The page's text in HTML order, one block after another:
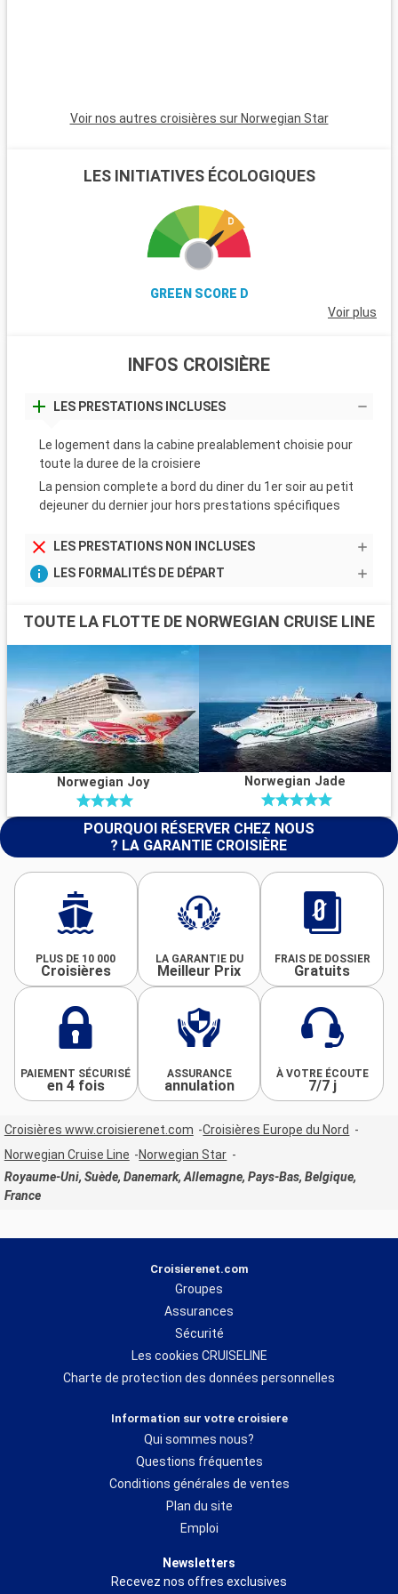
Voir nos autres croisières sur Norwegian Star
LES INITIATIVES ÉCOLOGIQUES
GREEN SCORE D
Voir plus
INFOS CROISIÈRE
LES PRESTATIONS INCLUSES
Le logement dans la cabine prealablement choisie pour
toute la duree de la croisiere
La pension complete a bord du diner du 1er soir au petit
dejeuner du dernier jour hors prestations spécifiques
LES PRESTATIONS NON INCLUSES
LES FORMALITÉS DE DÉPART
TOUTE LA FLOTTE DE NORWEGIAN CRUISE LINE
Norwegian Joy Norwegian Jade
POURQUOI RÉSERVER CHEZ NOUS
? LA GARANTIE CROISIÈRE
PLUS DE 10 000
Croisières
LA GARANTIE DU
Meilleur Prix
FRAIS DE DOSSIER
Gratuits
PAIEMENT SÉCURISÉ
en 4 fois
ASSURANCE
annulation
À VOTRE ÉCOUTE
7/7 j
Croisières www.croisierenet.com
Croisières Europe du Nord
Norwegian Cruise Line
Norwegian Star
Royaume-Uni, Suède, Danemark, Allemagne, Pays-Bas, Belgique,
France
Croisierenet.com
Groupes
Assurances
Sécurité
Les cookies CRUISELINE
Charte de protection des données personnelles
Information sur votre croisiere
Qui sommes nous?
Questions fréquentes
Conditions générales de ventes
Plan du site
Emploi
Newsletters
Recevez nos offres exclusives